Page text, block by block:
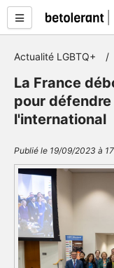
Actualité LGBTQ+
La France
pour défendre
l'international
Publié le 19/09/2023 à